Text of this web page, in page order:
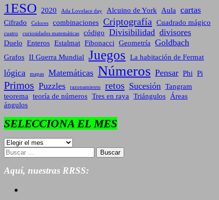
1ESO 2020 Ada Lovelace day Alcuino de York Aula cartas
Cifrado Colores combinaciones Criptografía Cuadrado mágico
cuatro curiosidades matemáticas código Divisibilidad divisores
Duelo Enteros Estalmat Fibonacci Geometría Goldbach
Grafos II Guerra Mundial Juegos La habitación de Fermat
lógica mapas Matemáticas Números Pensar Phi Pi
Primos Puzzles razonamiento retos Sucesión Tangram
teorema teoría de números Tres en raya Triángulos Áreas
ángulos
SELECCIONA EL MES
SELECCIONA
EL
MES
Buscar:
Aquí, nuestras RRSS: